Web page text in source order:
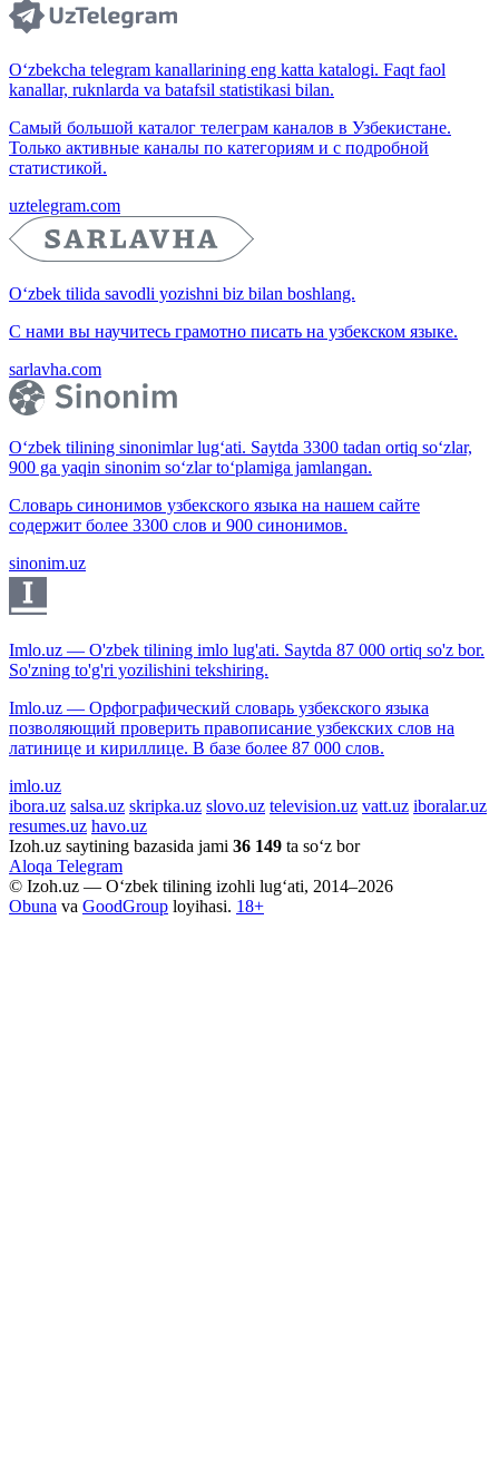
O‘zbekcha telegram kanallarining eng katta katalogi. Faqt faol
kanallar, ruknlarda va batafsil statistikasi bilan.
Самый большой каталог телеграм каналов в Узбекистане.
Только активные каналы по категориям и с подробной
статистикой.
uztelegram.com
O‘zbek tilida savodli yozishni biz bilan boshlang.
С нами вы научитесь грамотно писать на узбекском языке.
sarlavha.com
O‘zbek tilining sinonimlar lug‘ati. Saytda 3300 tadan ortiq so‘zlar,
900 ga yaqin sinonim so‘zlar to‘plamiga jamlangan.
Словарь синонимов узбекского языка на нашем сайте
содержит более 3300 слов и 900 синонимов.
sinonim.uz
Imlo.uz — O'zbek tilining imlo lug'ati. Saytda 87 000 ortiq so'z bor.
So'zning to'g'ri yozilishini tekshiring.
Imlo.uz — Орфографический словарь узбекского языка
позволяющий проверить правописание узбекских слов на
латинице и кириллице. В базе более 87 000 слов.
imlo.uz
ibora.uz salsa.uz skripka.uz slovo.uz television.uz vatt.uz iboralar.uz
resumes.uz havo.uz
Izoh.uz saytining bazasida jami 36 149 ta so‘z bor
Aloqa Telegram
© Izoh.uz — O‘zbek tilining izohli lug‘ati, 2014–2026
Obuna va GoodGroup loyihasi. 18+